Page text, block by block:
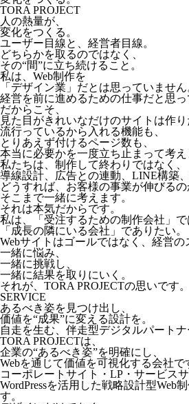
TORA PROJECT
人の熱量が、
変化をつくる。
ユーザー目線と、経営者目線。
どちらかを取るのではなく、
その“間”に立ち続けること。
私は、Web制作を
「デザイン業」だとは思っていません
経営を前に進めるための仕事だと思っ
だからこそ、
見た目がきれいなだけのサイトは作り
流行っているから入れる機能も、
とりあえず付けるページ数も、
本当に必要かを一度立ち止まって考え
私たちは、制作して終わりではなく、
導線設計、広告との連動、LINE構築、
どうすれば、お客様の事業が伸びるの
そこまで一緒に考えます。
それは本気だからです。
私は、「受注するための制作会社」で
「成長の隣にいる会社」でありたい。
Webサイトはゴールではなく、経営の
一緒に悩み、
一緒に挑戦し、
一緒に結果を取りにいく。
それが、TORA PROJECTの思いです。
SERVICE
あるべき姿を見つけ出し、
価値を“成果”に変える設計を。
自走を生む、伴走型デジタルパートナ
TORA PROJECTは、
企業の“あるべき姿”を明確にし、
Webを通じて価値を可視化する会社で
コーポレートサイト・LP・サービス
WordPressを活用した戦略設計型Web
す。